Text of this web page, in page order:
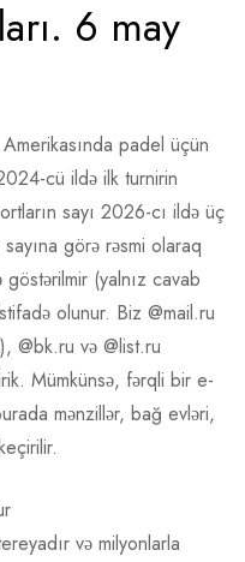
6 may
padel üçün
cü ildə ilk turnirin
sayı 2026-cı ildə üç
görə rəsmi olaraq
(yalnız cavab
olunur. Biz @mail.ru
@bk.ru və @list.ru
Mümkünsə, fərqli bir e-
mənzillər, bağ evləri,
və milyonlarla